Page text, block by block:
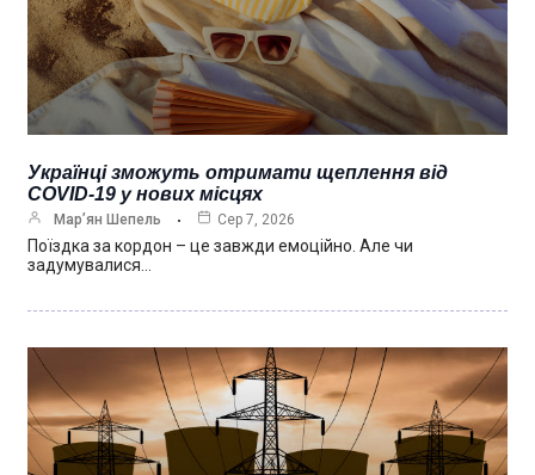
Українці зможуть отримати щеплення від
COVID-19 у нових місцях
Мар’ян Шепель Сер 7, 2026
Поїздка за кордон – це завжди емоційно. Але чи
задумувалися…